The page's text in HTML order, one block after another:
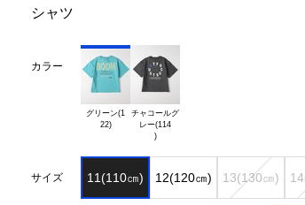
シャツ
カラー
グリーン(1
22)
チャコールグ
レー(114
)
サイズ 11(110㎝) 12(120㎝) 13(130㎝)